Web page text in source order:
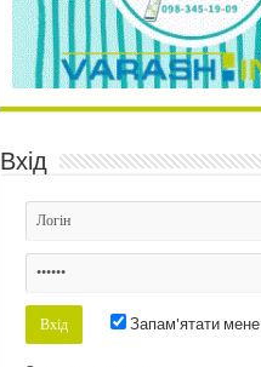
Вхід
Запам'ятати мене